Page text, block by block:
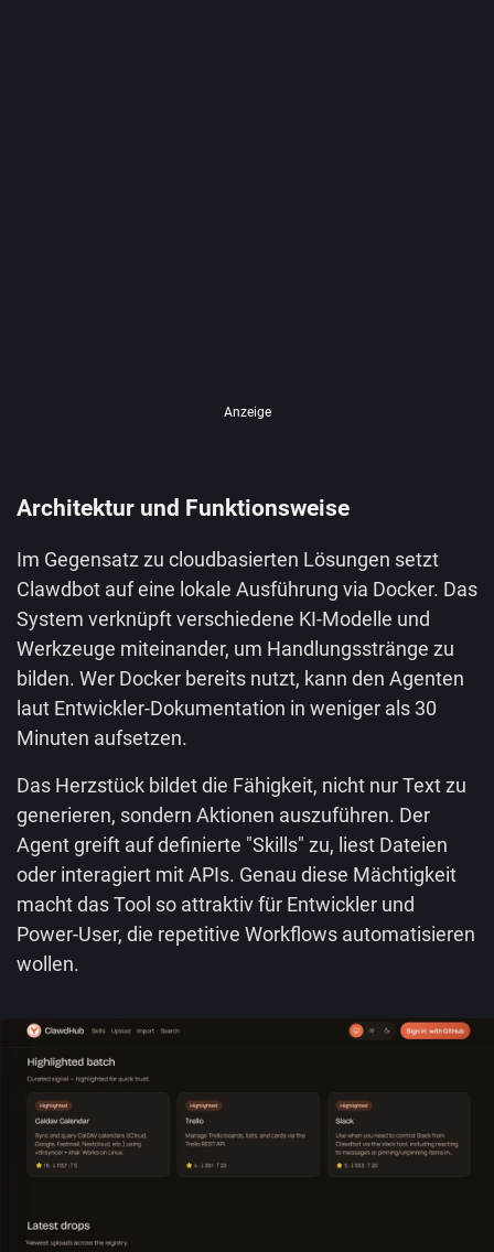
Anzeige
Architektur und Funktionsweise
Im Gegensatz zu cloudbasierten Lösungen setzt
Clawdbot auf eine lokale Ausführung via Docker. Das
System verknüpft verschiedene KI-Modelle und
Werkzeuge miteinander, um Handlungsstränge zu
bilden. Wer Docker bereits nutzt, kann den Agenten
laut Entwickler-Dokumentation in weniger als 30
Minuten aufsetzen.
Das Herzstück bildet die Fähigkeit, nicht nur Text zu
generieren, sondern Aktionen auszuführen. Der
Agent greift auf definierte "Skills" zu, liest Dateien
oder interagiert mit APIs. Genau diese Mächtigkeit
macht das Tool so attraktiv für Entwickler und
Power-User, die repetitive Workflows automatisieren
wollen.